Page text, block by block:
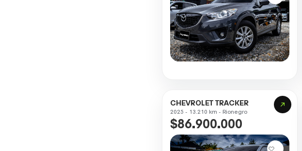
CHEVROLET TRACKER
2025 - 13.210 km - Rionegro
$86.900.000